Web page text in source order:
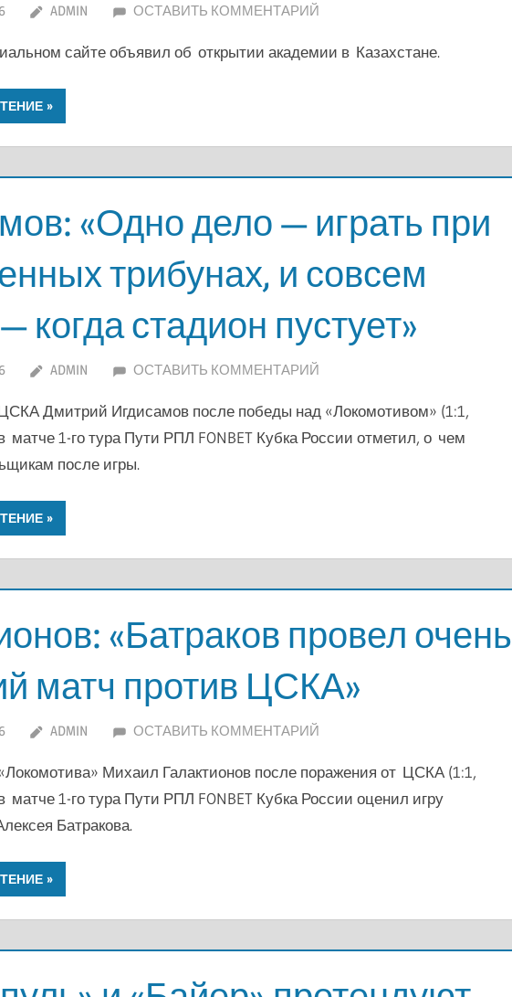
ADMIN ОСТАВИТЬ КОММЕНТАРИЙ
сайте объявил об открытии академии в Казахстане.
«Одно дело — играть при
трибунах, и совсем
когда стадион пустует»
ADMIN ОСТАВИТЬ КОММЕНТАРИЙ
Дмитрий Игдисамов после победы над «Локомотивом» (1:1,
матче 1-го тура Пути РПЛ FONBET Кубка России отметил, о чем
после игры.
«Батраков провел очень
матч против ЦСКА»
ADMIN ОСТАВИТЬ КОММЕНТАРИЙ
Михаил Галактионов после поражения от ЦСКА (1:1,
матче 1-го тура Пути РПЛ FONBET Кубка России оценил игру
Батракова.